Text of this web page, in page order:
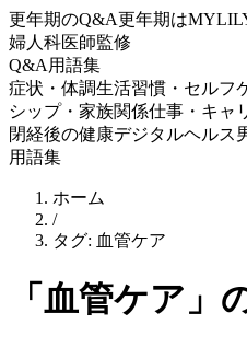
更年期のQ&A更年期は
婦人科医師監修
Q&A 用語集
症状・体調生活習慣・セルフ
シップ・家族関係仕事・キャ
閉経後の健康デジタルヘルス
用語集
ホーム
/
タグ: 血管ケア
「 血管ケア 」